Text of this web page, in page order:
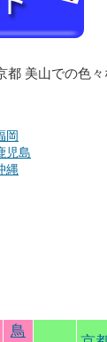
都 美山での色
岡
児島
縄
鳥